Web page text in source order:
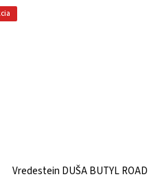
Vredestein DUŠA BUTYL ROAD